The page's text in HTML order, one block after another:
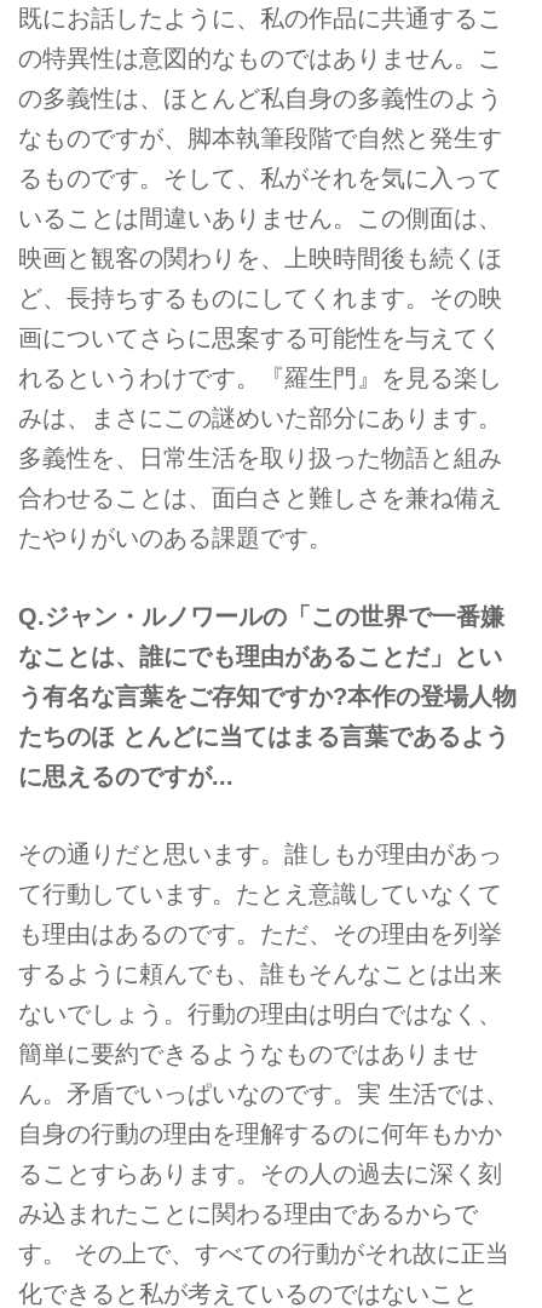
既にお話したように、私の作品に共通するこ
の特異性は意図的なものではありません。こ
の多義性は、ほとんど私自身の多義性のよう
なものですが、脚本執筆段階で自然と発生す
るものです。そして、私がそれを気に入って
いることは間違いありません。この側面は、
映画と観客の関わりを、上映時間後も続くほ
ど、長持ちするものにしてくれます。その映
画についてさらに思案する可能性を与えてく
れるというわけです。『羅生門』を見る楽し
みは、まさにこの謎めいた部分にあります。
多義性を、日常生活を取り扱った物語と組み
合わせることは、面白さと難しさを兼ね備え
たやりがいのある課題です。
Q.ジャン・ルノワールの「この世界で一番嫌
なことは、誰にでも理由があることだ」とい
う有名な言葉をご存知ですか?本作の登場人物
たちのほ とんどに当てはまる言葉であるよう
に思えるのですが...
その通りだと思います。誰しもが理由があっ
て行動しています。たとえ意識していなくて
も理由はあるのです。ただ、その理由を列挙
するように頼んでも、誰もそんなことは出来
ないでしょう。行動の理由は明白ではなく、
簡単に要約できるようなものではありませ
ん。矛盾でいっぱいなのです。実 生活では、
自身の行動の理由を理解するのに何年もかか
ることすらあります。その人の過去に深く刻
み込まれたことに関わる理由であるからで
す。 その上で、すべての行動がそれ故に正当
化できると私が考えているのではないこと